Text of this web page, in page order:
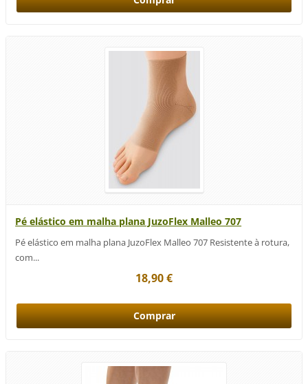
Pé elástico em malha plana JuzoFlex Malleo 707
Pé elástico em malha plana JuzoFlex Malleo 707 Resistente à rotura,
com...
18,90 €